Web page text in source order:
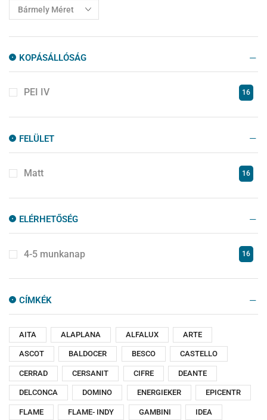
KOPÁSÁLLÓSÁG
PEI IV 16
FELÜLET
Matt 16
ELÉRHETŐSÉG
4-5 munkanap 16
CÍMKÉK
AITA ALAPLANA ALFALUX ARTE
ASCOT BALDOCER BESCO CASTELLO
CERRAD CERSANIT CIFRE DEANTE
DELCONCA DOMINO ENERGIEKER EPICENTR
FLAME FLAME- INDY GAMBINI IDEA